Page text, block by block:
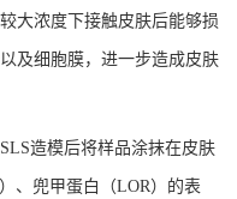
大浓度下接触皮肤后能够损
及细胞膜，进一步造成皮肤
SLS造模后将样品涂抹在皮肤
、兜甲蛋白（LOR）的表